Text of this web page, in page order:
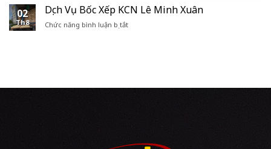
hóa
rẻ
Vụ
Bốc
Xếp
Rẻ
02
Th8
Dịch Vụ Bốc Xếp KCN Lê Minh Xuân
Chức năng bình luận bị tắtở
Lê